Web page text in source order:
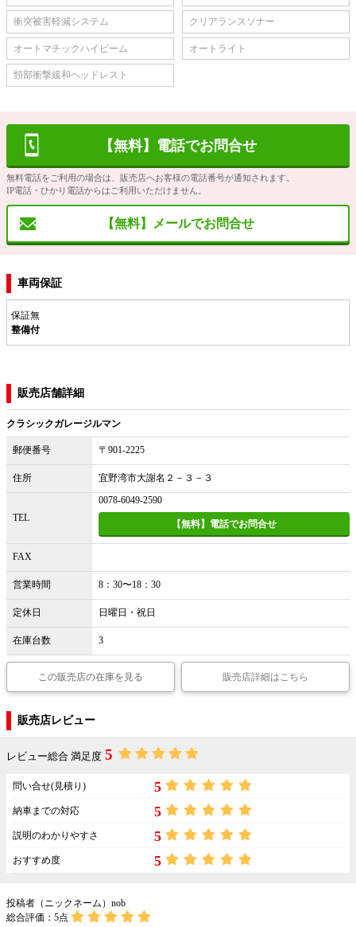
衝突被害軽減システム クリアランスソナー
オートマチックハイビーム オートライト
頸部衝撃緩和ヘッドレスト
【無料】電話でお問合せ
無料電話をご利用の場合は、販売店へお客様の電話番号が通知されます。
IP電話・ひかり電話からはご利用いただけません。
【無料】メールでお問合せ
車両保証
保証無
整備付
販売店舗詳細
クラシックガレージルマン
郵便番号 〒901-2225
住所 宜野湾市大謝名２－３－３
TEL
0078-6049-2590
【無料】電話でお問合せ
FAX
営業時間 8：30〜18：30
定休日 日曜日・祝日
在庫台数 3
この販売店の在庫を見る 販売店詳細はこちら
販売店レビュー
レビュー総合 満足度 5
問い合せ(見積り) 5
納車までの対応 5
説明のわかりやすさ 5
おすすめ度 5
投稿者（ニックネーム）nob
総合評価： 5点